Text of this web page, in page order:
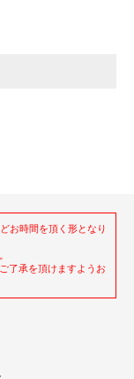
お時間を頂く形となり
了承を頂けますようお